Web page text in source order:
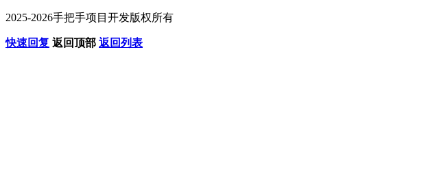
2025-2026手把手项目开发版权所有
快速回复 返回顶部 返回列表